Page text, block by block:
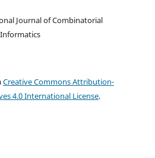
Journal of Combinatorial
Creative Commons Attribution-
4.0 International License.